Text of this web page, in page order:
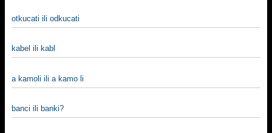
otkucati ili odkucati
kabel ili kabl
a kamoli ili a kamo li
banci ili banki?